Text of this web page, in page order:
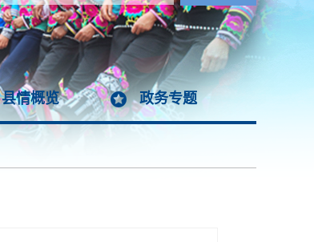
县情概览 政务专题